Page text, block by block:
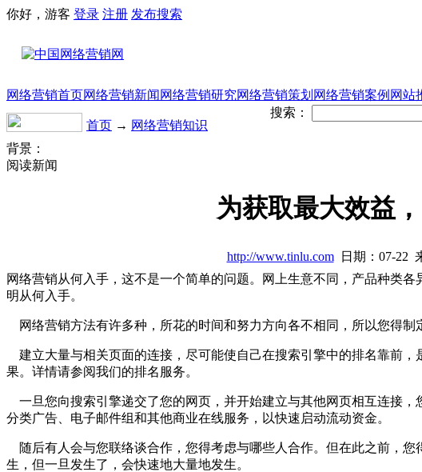
你好，游客 登录 注册 发布搜索
网络营销首页网络营销新闻 网络营销研究网络营销策划 网络营销案例 网站
首页 → 网络营销知识
搜索：
背景：
阅读新闻
为获取最大效益
http://www.tinlu.com日期：07-22
网络营销从何入手，这不是一个简单的问题。网上生意不同，产品种类
明从何入手。
网络营销方法有许多种，所花的时间和努力方向各不相同，所以您得制
建立大量与相关页面的连接，尽可能使自己在搜索引擎中的排名靠前
果。详情请参阅我们的排名服务。
一旦您向搜索引擎递交了您的网页，并开始建立与其他网页相互连接，
分类广告、电子邮件组和其他商业在线服务，以快速启动流动资金。
随后有人会与您联络谈合作，您得考虑与哪些人合作。但在此之前，
生，但一旦发生了，会快速地大量地发生。